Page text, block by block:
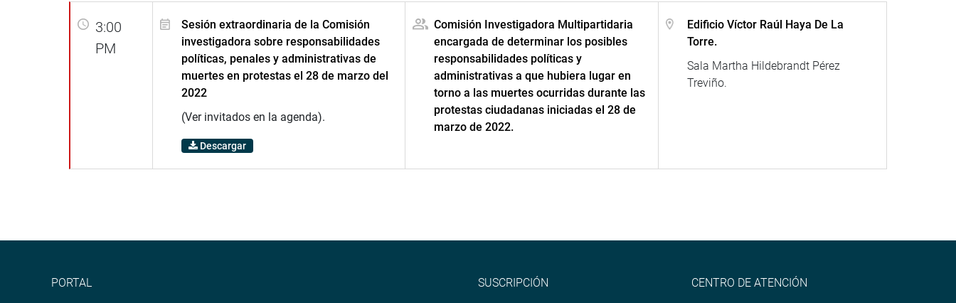
3:00
PM
Sesión extraordinaria de la Comisión
investigadora sobre responsabilidades
políticas, penales y administrativas de
muertes en protestas el 28 de marzo del
2022
(Ver invitados en la agenda).
Descargar
Comisión Investigadora Multipartidaria
encargada de determinar los posibles
responsabilidades políticas y
administrativas a que hubiera lugar en
torno a las muertes ocurridas durante las
protestas ciudadanas iniciadas el 28 de
marzo de 2022.
Edificio Víctor Raúl Haya De La
Torre.
Sala Martha Hildebrandt Pérez
Treviño.
PORTAL SUSCRIPCIÓN CENTRO DE ATENCIÓN